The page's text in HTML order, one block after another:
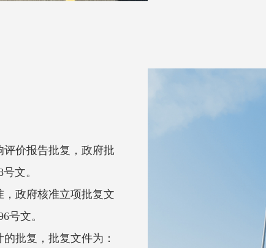
价报告批复，政府批
文。
政府核准立项批复文
号文。
批复，批复文件为：